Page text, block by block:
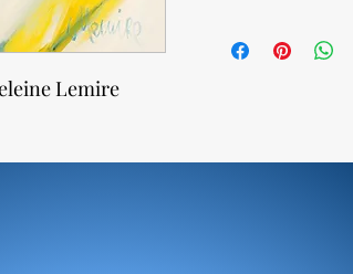
Lemire
d'archivabilité et de